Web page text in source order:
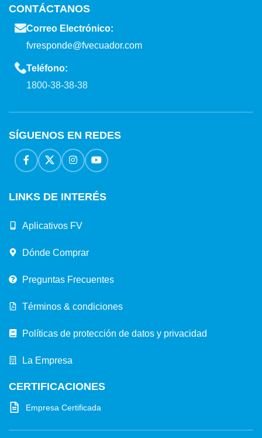
CONTÁCTANOS
Correo Electrónico:
fvresponde@fvecuador.com
Teléfono:
1800-38-38-38
SÍGUENOS EN REDES
LINKS DE INTERÉS
Aplicativos FV
Dónde Comprar
Preguntas Frecuentes
Términos & condiciones
Políticas de protección de datos y privacidad
La Empresa
CERTIFICACIONES
Empresa Certificada